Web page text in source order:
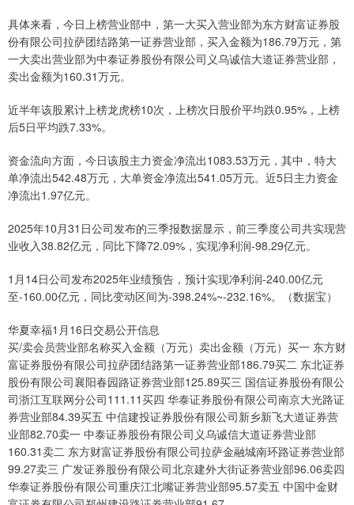
具体来看，今日上榜营业部中，第一大买入营业部为东方财富证券股
份有限公司拉萨团结路第一证券营业部，买入金额为186.79万元，第
一大卖出营业部为中泰证券股份有限公司义乌诚信大道证券营业部，
卖出金额为160.31万元。
近半年该股累计上榜龙虎榜10次，上榜次日股价平均跌0.95%，上榜
后5日平均跌7.33%。
资金流向方面，今日该股主力资金净流出1083.53万元，其中，特大
单净流出542.48万元，大单资金净流出541.05万元。近5日主力资金
净流出1.97亿元。
2025年10月31日公司发布的三季报数据显示，前三季度公司共实现营
业收入38.82亿元，同比下降72.09%，实现净利润-98.29亿元。
1月14日公司发布2025年业绩预告，预计实现净利润-240.00亿元
至-160.00亿元，同比变动区间为-398.24%~-232.16%。（数据宝）
华夏幸福1月16日交易公开信息
买/卖会员营业部名称买入金额（万元）卖出金额（万元）买一 东方财
富证券股份有限公司拉萨团结路第一证券营业部186.79买二 东北证券
股份有限公司襄阳春园路证券营业部125.89买三 国信证券股份有限公
司浙江互联网分公司111.11买四 华泰证券股份有限公司南京大光路证
券营业部84.39买五 中信建投证券股份有限公司新乡新飞大道证券营
业部82.70卖一 中泰证券股份有限公司义乌诚信大道证券营业部
160.31卖二 东方财富证券股份有限公司拉萨金融城南环路证券营业部
99.27卖三 广发证券股份有限公司北京建外大街证券营业部96.06卖四
华泰证券股份有限公司重庆江北嘴证券营业部95.57卖五 中国中金财